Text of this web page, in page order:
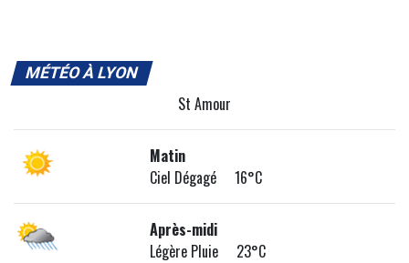
MÉTÉO À LYON
St Amour
Matin
Ciel Dégagé 16°C
Après-midi
Légère Pluie 23°C